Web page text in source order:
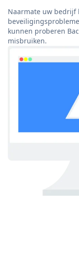
Naarmate uw
kunnen proberen
misbruiken.